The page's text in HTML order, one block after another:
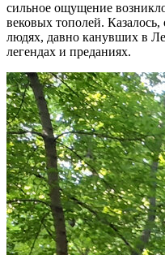
сильное ощущение
вековых тополей.
людях, давно канувших в
легендах и преданиях.